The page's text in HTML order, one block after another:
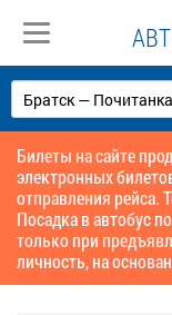
Билеты на сайте
электронных
отправления рейса.
Посадка в автобус
только при
личность, на